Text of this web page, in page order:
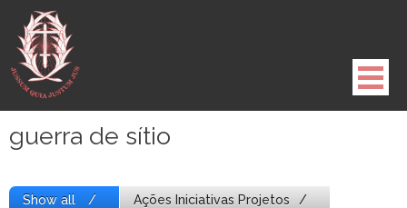
para
conteúdo
guerra de sítio
Show all Ações Iniciativas Projetos